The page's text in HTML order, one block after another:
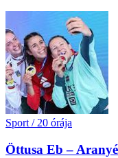
Sport / 20 órája
Öttusa Eb –